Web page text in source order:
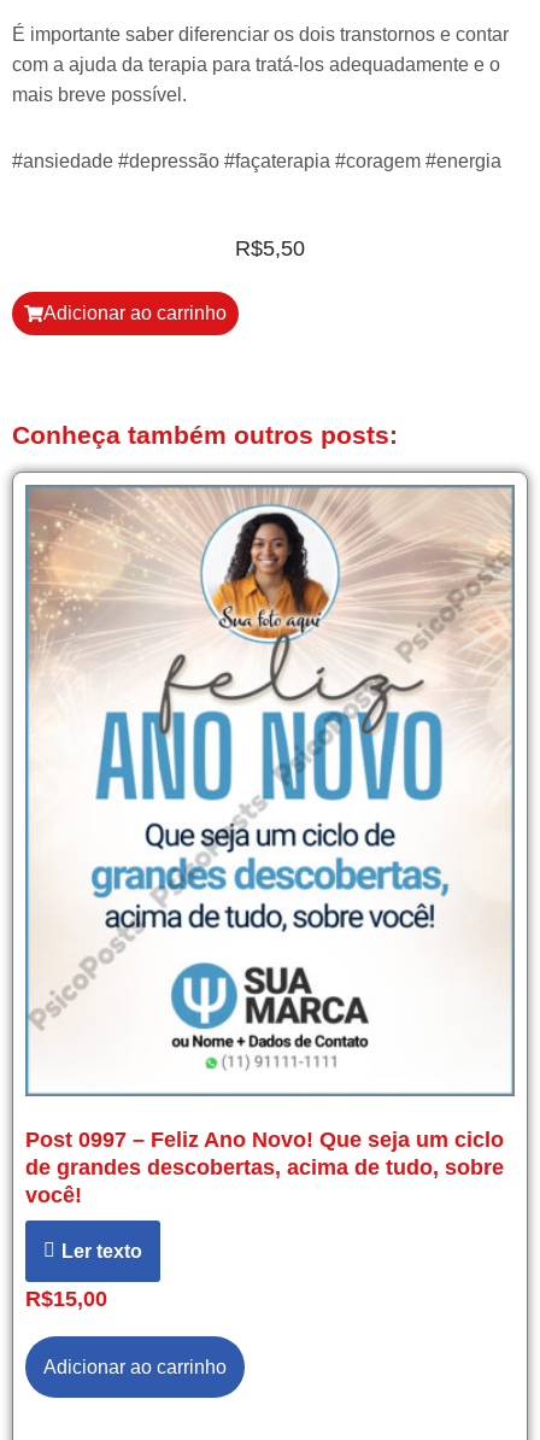
É importante saber diferenciar os dois transtornos e contar
com a ajuda da terapia para tratá-los adequadamente e o
mais breve possível.
#ansiedade #depressão #façaterapia #coragem #energia
R$5,50
Adicionar ao carrinho
Conheça também outros posts:
Post 0997 – Feliz Ano Novo! Que seja um ciclo
de grandes descobertas, acima de tudo, sobre
você!
Ler texto
R$15,00
Adicionar ao carrinho